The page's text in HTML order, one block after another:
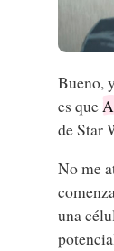
Bueno,
es que
de Star
No me
una